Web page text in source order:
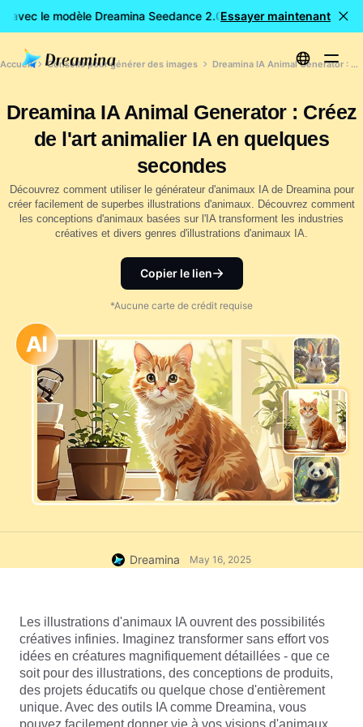
avec le modèle Dreamina Seedance 2.0 Création de vidéos
Essayer maintenant
Accueil Conseils pour générer des images Dreamina IA Animal Generator : Créez de l'art animalier IA en quelques secondes
Dreamina IA Animal Generator : Créez
de l'art animalier IA en quelques
secondes
Découvrez comment utiliser le générateur d'animaux IA de Dreamina pour
créer facilement de superbes illustrations d'animaux. Découvrez comment
les conceptions d'animaux basées sur l'IA transforment les industries
créatives et divers genres d'illustrations d'animaux IA.
Copier le lien
*Aucune carte de crédit requise
Dreamina May 16, 2025
Les illustrations d'animaux IA ouvrent des possibilités
créatives infinies. Imaginez transformer sans effort vos
idées en créatures magnifiquement détaillées - que ce
soit pour des illustrations, des conceptions de produits,
des projets éducatifs ou quelque chose d'entièrement
unique. Avec des outils IA comme Dreamina, vous
pouvez facilement donner vie à vos visions d'animaux